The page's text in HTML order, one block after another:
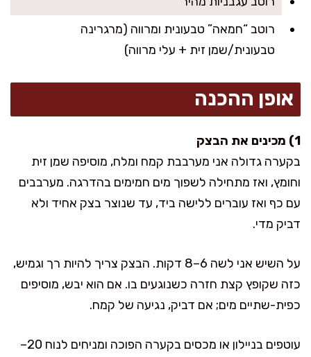
רוטב “חמאה” טבעונית ומרווה (מרגרינה
טבעונית/שמן זית + עלי מרווה)
אופן ההכנה
1) מכינים את הבצק
בקערה גדולה אני מערבבת קמח ומלח, מוסיפה שמן זית
וחומץ, ואז מתחילה לשפוך מים חמימים בהדרגה. מערבבים
עם כף ואז עוברים ללישה ביד, עד שנוצר בצק אחיד ולא
דביק מדי.
על השיש אני לשה 6–8 דקות. הבצק צריך להיות רך וגמיש,
כזה שקופץ קצת חזרה כשנוגעים בו. אם הוא יבש, מוסיפים
כפית-שתיים מים; אם דביק, נגיעה של קמח.
עוטפים בניילון או מכסים בקערה הפוכה ומניחים לנוח 20–